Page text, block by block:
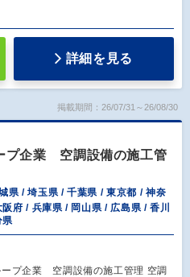
詳細を見る
掲載期間：26/07/31～26/08/30
プ企業 空調設備の施工管
県 / 埼玉県 / 千葉県 / 東京都 / 神奈
府 / 兵庫県 / 岡山県 / 広島県 / 香川
県
プ企業 空調設備の施工管理 空調